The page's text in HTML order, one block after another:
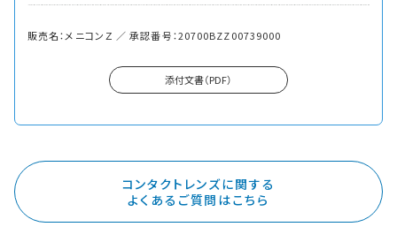
販売名：メニコンＺ ／ 承認番号：20700BZZ00739000
添付文書（PDF）
コンタクトレンズに関する
よくあるご質問はこちら